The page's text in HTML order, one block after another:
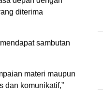
diterima
sambutan
materi maupun
dan komunikatif,”